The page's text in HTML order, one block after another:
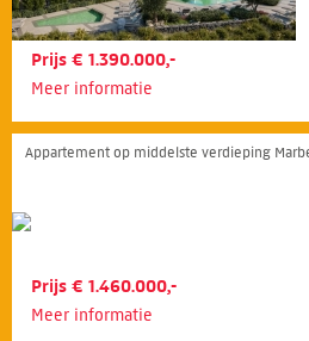
Prijs € 1.390.000,-
Meer informatie
Appartement op middelste verdieping
Prijs € 1.460.000,-
Meer informatie